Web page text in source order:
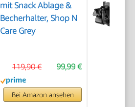
mit Snack Ablage &
Becherhalter, Shop N
Care Grey
99,99 €
119,90 €
Bei Amazon ansehen